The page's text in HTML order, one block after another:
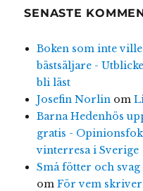
SENASTE
Boken som inte
bästsäljare -
bli läst
Josefin Norlinom
Barna Hedenhös
gratis -
vinterresa i Sverige
Små fötter och
om För vem